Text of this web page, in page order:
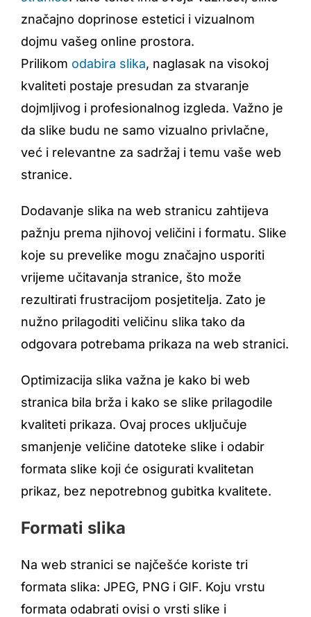
značajno doprinose estetici i vizualnom
dojmu vašeg online prostora.
Prilikom odabira slika, naglasak na visokoj
kvaliteti postaje presudan za stvaranje
dojmljivog i profesionalnog izgleda. Važno je
da slike budu ne samo vizualno privlačne,
već i relevantne za sadržaj i temu vaše web
stranice.
Dodavanje slika na web stranicu zahtijeva
pažnju prema njihovoj veličini i formatu. Slike
koje su prevelike mogu značajno usporiti
vrijeme učitavanja stranice, što može
rezultirati frustracijom posjetitelja. Zato je
nužno prilagoditi veličinu slika tako da
odgovara potrebama prikaza na web stranici.
Optimizacija slika važna je kako bi web
stranica bila brža i kako se slike prilagodile
kvaliteti prikaza. Ovaj proces uključuje
smanjenje veličine datoteke slike i odabir
formata slike koji će osigurati kvalitetan
prikaz, bez nepotrebnog gubitka kvalitete.
Formati slika
Na web stranici se najčešće koriste tri
formata slika: JPEG, PNG i GIF. Koju vrstu
formata odabrati ovisi o vrsti slike i